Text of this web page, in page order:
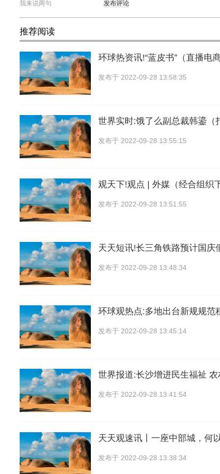
发布评论
推荐阅读
环球热资讯!“蓝皮书”（直播电
发布于 2022-09-28 13:58:35
世界实时:饿了么副总裁韩鎏（
发布于 2022-09-28 13:55:15
观天下!观点 | 外媒（经合组织
发布于 2022-09-28 13:51:55
天天短讯!长三角铁路预计国庆
发布于 2022-09-28 13:48:34
环球观热点:多地出台新规规范
发布于 2022-09-28 13:45:14
世界报道:长沙增进民生福祉
发布于 2022-09-28 13:41:54
天天观速讯丨一座中部城，何
发布于 2022-09-28 13:38:34